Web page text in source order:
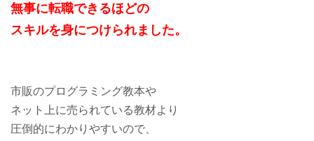
無事に転職できるほどの
スキルを身につけられました。
市販のプログラミング教本や
ネット上に売られている教材より
圧倒的にわかりやすいので、